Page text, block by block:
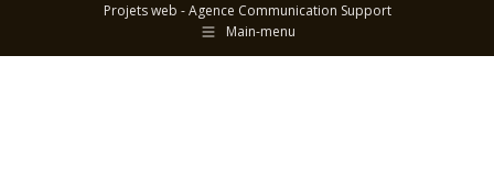
Projets web -Agence Communication Support
Main-menu